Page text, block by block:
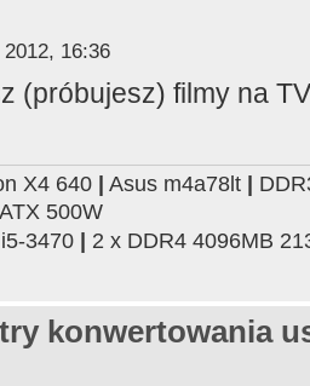
16:36
(próbujesz) filmy na
X4 640 | Asus m4a78lt |
ATX 500W
3470 | 2 x DDR4 4096MB
konwertowania